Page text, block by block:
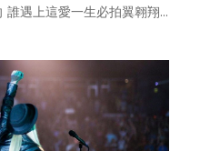
遇上這愛一生必拍翼翱翔...